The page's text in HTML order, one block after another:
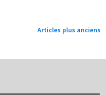
Articles plus anciens